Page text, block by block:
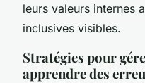
leurs valeurs internes
inclusives visibles.
Stratégies pour
apprendre des